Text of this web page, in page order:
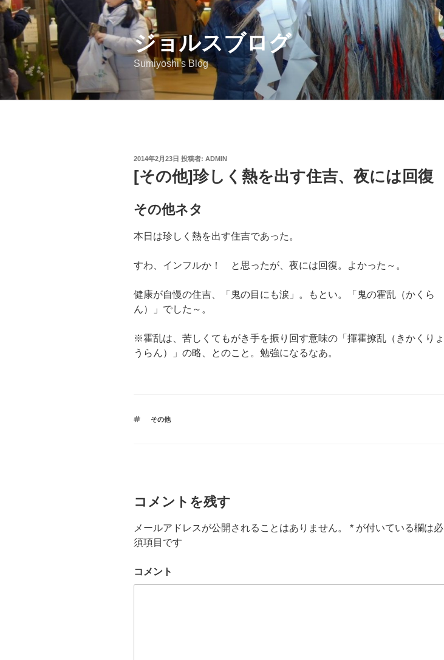
コ
ツ
へ
ジョルスブログ
Sumiyoshi's Blog
投
日:
2014年2月23日 投稿者: ADMIN
[その他]珍しく熱を出す住吉、夜には回復
その他ネタ
本日は珍しく熱を出す住吉であった。
すわ、インフルか！ と思ったが、夜には回復。よかった～。
健康が自慢の住吉、「鬼の目にも涙」。もとい。「鬼の霍乱（かくら
ん）」でした～。
※霍乱は、苦しくてもがき手を振り回す意味の「揮霍撩乱（きかくりょ
うらん）」の略、とのこと。勉強になるなあ。
タ
その他
コメントを残す
メールアドレスが公開されることはありません。 * が付いている欄は必
須項目です
コメント